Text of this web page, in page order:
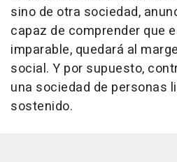
sino de otra sociedad,
capaz de comprender que
imparable, quedará al
social. Y por supuesto,
una sociedad de personas
sostenido.